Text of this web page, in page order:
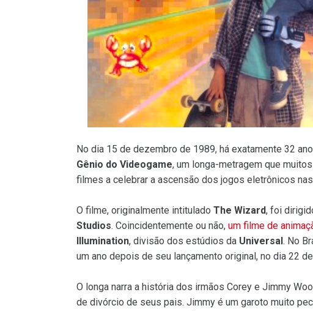
No dia 15 de dezembro de 1989, há exatamente 32
Gênio do Videogame, um longa-metragem que
filmes a celebrar a ascensão dos jogos eletrônicos
O filme, originalmente intitulado The Wizard, foi
Studios. Coincidentemente ou não, um filme de
Illumination, divisão dos estúdios da Universal. No
um ano depois de seu lançamento original, no dia 22
O longa narra a história dos irmãos Corey e Jimmy
de divórcio de seus pais. Jimmy é um garoto muito